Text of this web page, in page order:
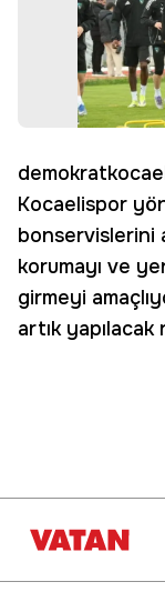
Kocaelispor
bonservislerini
korumayı ve
girmeyi
artık